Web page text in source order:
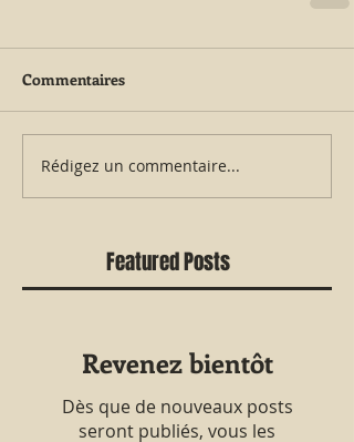
Featured Posts
Commentaires
Rédigez un commentaire...
Revenez bientôt
Dès que de nouveaux posts
seront publiés, vous les